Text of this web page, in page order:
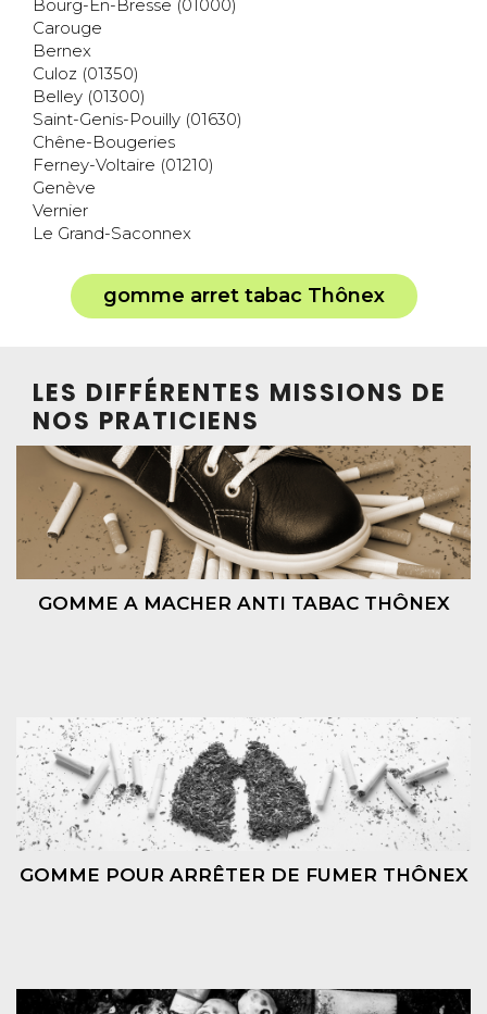
Bourg-En-Bresse (01000)
Carouge
Bernex
Culoz (01350)
Belley (01300)
Saint-Genis-Pouilly (01630)
Chêne-Bougeries
Ferney-Voltaire (01210)
Genève
Vernier
Le Grand-Saconnex
gomme arret tabac Thônex
LES DIFFÉRENTES MISSIONS DE
NOS PRATICIENS
GOMME A MACHER ANTI TABAC THÔNEX
GOMME POUR ARRÊTER DE FUMER THÔNEX